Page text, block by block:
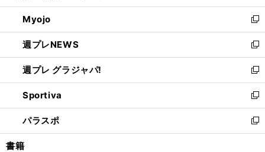
開
く
ウ
で
開
く
ン
ド
ウ
で
開
く
ウ
ィ
ン
ド
ウ
で
開
く
Myojo
新
し
い
ウ
ィ
ン
ド
ウ
で
開
週プレNEWS
新
し
い
ウ
ィ
ン
ド
ウ
週プレ グラジャパ!
新
し
い
ウ
ィ
ン
Sportiva
新
し
い
ウ
パラスポ
新
し
書籍